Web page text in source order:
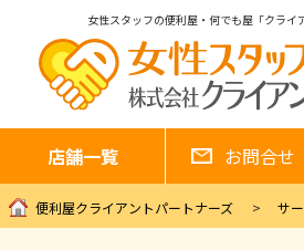
女性スタッフの便利屋・何でも屋「クライ
店舗一覧 お問合せ
便利屋クライアントパートナーズ サ